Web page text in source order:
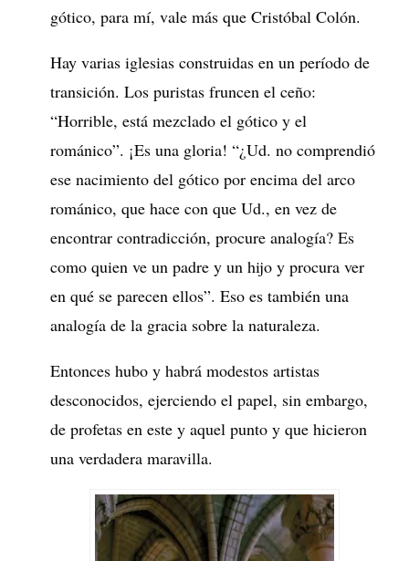
gótico, para mí, vale más que Cristóbal Colón.
Hay varias iglesias construidas en un período de
transición. Los puristas fruncen el ceño:
“Horrible, está mezclado el gótico y el
románico”. ¡Es una gloria! “¿Ud. no comprendió
ese nacimiento del gótico por encima del arco
románico, que hace con que Ud., en vez de
encontrar contradicción, procure analogía? Es
como quien ve un padre y un hijo y procura ver
en qué se parecen ellos”. Eso es también una
analogía de la gracia sobre la naturaleza.
Entonces hubo y habrá modestos artistas
desconocidos, ejerciendo el papel, sin embargo,
de profetas en este y aquel punto y que hicieron
una verdadera maravilla.